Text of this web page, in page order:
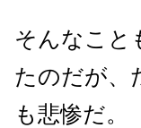
そんなこと
たのだが、
も悲惨だ。